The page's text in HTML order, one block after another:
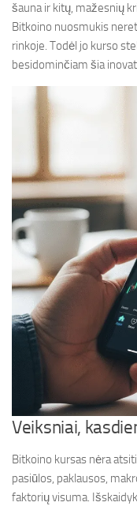
šauna ir kitų, mažesnių
Bitkoino nuosmukis
rinkoje. Todėl jo kurso
besidominčiam šia
Veiksniai,
Bitkoino kursas nėra
pasiūlos, paklausos,
faktorių visuma.